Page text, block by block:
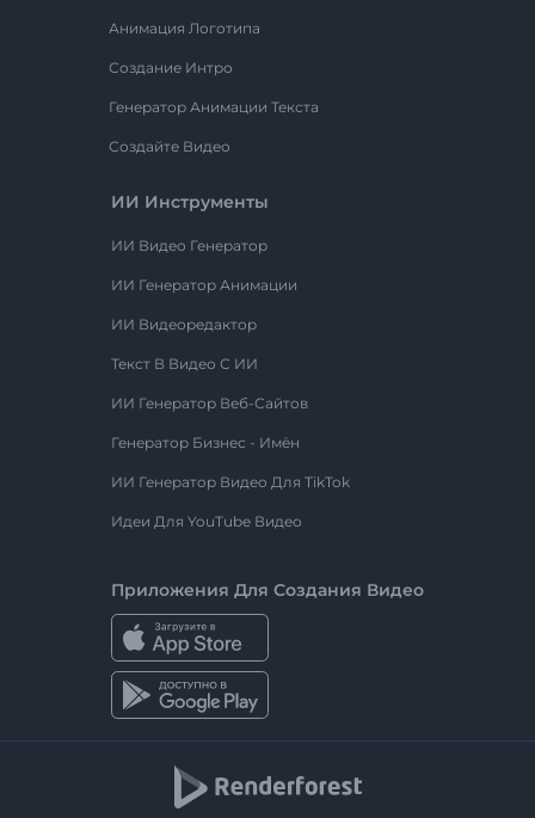
Анимация Логотипа
Создание Интро
Генератор Анимации Текста
Создайте Видео
ИИ Инструменты
ИИ Видео Генератор
ИИ Генератор Анимации
ИИ Видеоредактор
Текст В Видео С ИИ
ИИ Генератор Веб-Сайтов
Генератор Бизнес - Имён
ИИ Генератор Видео Для TikTok
Идеи Для YouTube Видео
Приложения Для Создания Видео